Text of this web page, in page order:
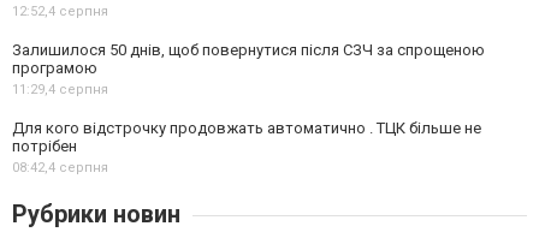
12:52,4 серпня
Залишилося 50 днів, щоб повернутися після СЗЧ за спрощеною
програмою
11:29,4 серпня
Для кого відстрочку продовжать автоматично . ТЦК більше не
потрібен
08:42,4 серпня
Рубрики новин